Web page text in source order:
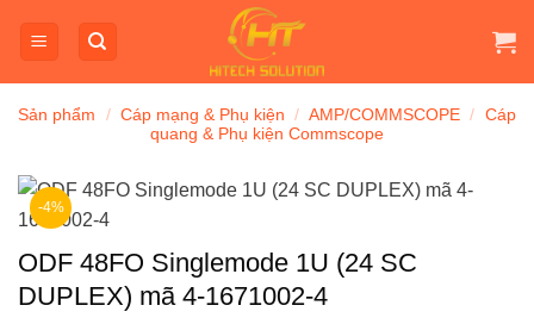
qua
dung
Sản phẩm / Cáp mạng & Phụ kiện / AMP/COMMSCOPE / Cáp
quang & Phụ kiện Commscope
-4%
ODF 48FO Singlemode 1U (24 SC
DUPLEX) mã 4-1671002-4